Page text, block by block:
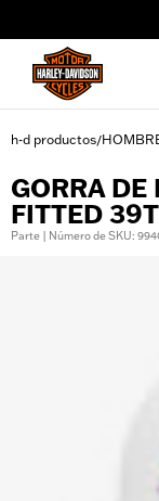
h-d productos/
GORRA
FITTED
Parte | Número de SKU: